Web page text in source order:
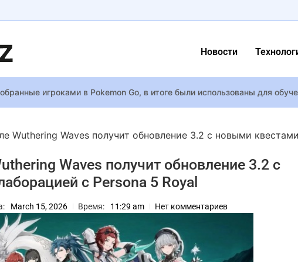
Новости
игроками в Pokemon Go, в итоге были использованы для
Мария Яремчук после долгого “молчания” очаровала сеть редким
СМИ: Amazon купила права на Tomb Raider за 600 млн долларов
версия Red Dead Redemption 2 всё ещё может выйти в этом году
на PS5 в начале апреля и будет дешевле релизной версии
нашел на чердаке фото Дэвида Боуи 1970 года
дополнительное расследование по делу о смерти Мэттью Перри
Wuthering Waves получит обновление 3.2 с новыми квестами
Waves получит обновление 3.2 с
с Persona 5 Royal
March 15, 2026 Время: 11:29 am Нет комментариев